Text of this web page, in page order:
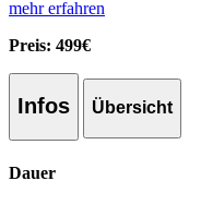
mehr erfahren
Preis: 499€
Infos Übersicht
Dauer